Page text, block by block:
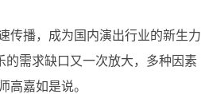
传播，成为国内演出行业的新生力
的需求缺口又一次放大，多种因素
高嘉如是说。